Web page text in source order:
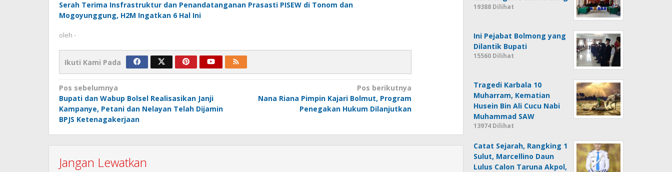
Serah Terima Insfrastruktur dan Penandatanganan Prasasti PISEW di Tonom dan
Mogoyunggung, H2M Ingatkan 6 Hal Ini
oleh -
Ikuti Kami Pada
Navigasi
pos
Pos sebelumnya
Bupati dan Wabup Bolsel Realisasikan Janji
Kampanye, Petani dan Nelayan Telah Dijamin
BPJS Ketenagakerjaan
Pos berikutnya
Nana Riana Pimpin Kajari Bolmut, Program
Penegakan Hukum Dilanjutkan
Jangan Lewatkan
19388 Dilihat
Ini Pejabat Bolmong yang
Dilantik Bupati
15560 Dilihat
Tragedi Karbala 10
Muharram, Kematian
Husein Bin Ali Cucu Nabi
Muhammad SAW
13974 Dilihat
Catat Sejarah, Rangking 1
Sulut, Marcellino Daun
Lulus Calon Taruna Akpol,